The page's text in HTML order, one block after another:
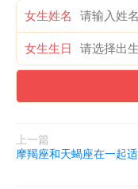
女生姓名
女生生日
上一篇
摩羯座和天蝎座在一起